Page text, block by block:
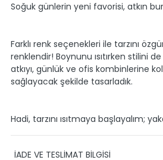
Soğuk günlerin yeni favorisi, atkın
Farklı renk seçenekleri ile tarzını
renklendir! Boynunu ısıtırken stilini
atkıyı, günlük ve ofis kombinlerine
sağlayacak şekilde tasarladık.
Hadi, tarzını ısıtmaya başlayalım;
İADE VE TESLİMAT BİLGİSİ